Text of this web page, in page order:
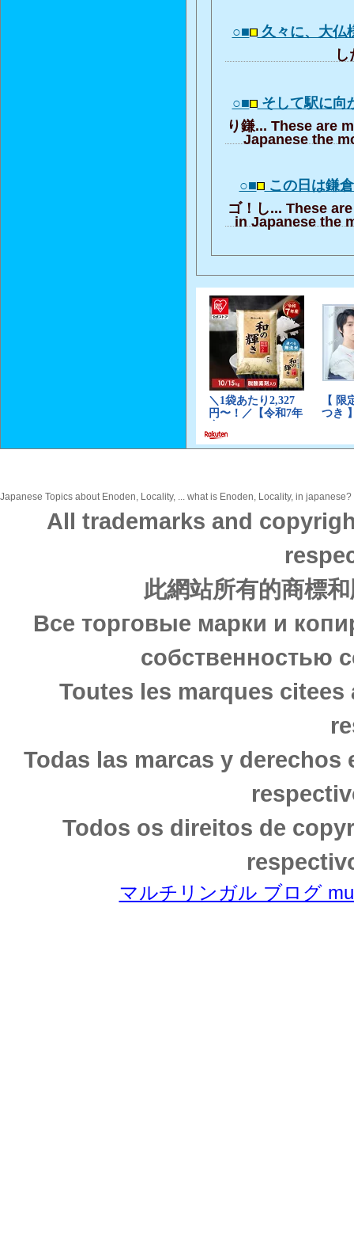
○■ 久々に、大
し
○■ そして駅に
り鎌... These are
Japanese the
○■ この日は鎌
ゴ！し... These
in Japanese the
Japanese Topics about Enoden, Locality, ... what is Enoden, Locality, in
All trademarks and
此網站所有的商標
Все торговые марки и
собственностью
Toutes les marques
Todas las marcas y
Todos os direitos de
マルチリンガル ブログ